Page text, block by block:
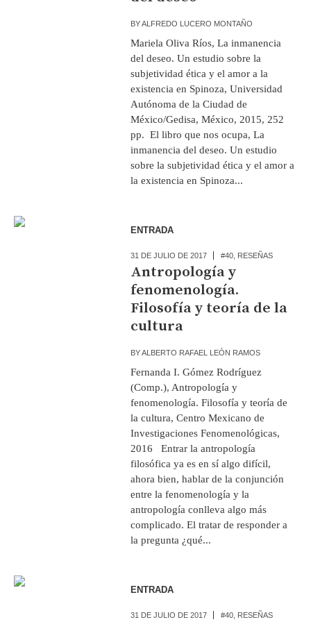
BYALFREDO LUCERO MONTAÑO
Mariela Oliva Ríos, La inmanencia
del deseo. Un estudio sobre la
subjetividad ética y el amor a la
existencia en Spinoza, Universidad
Autónoma de la Ciudad de
México/Gedisa, México, 2015, 252
pp. El libro que nos ocupa, La
inmanencia del deseo. Un estudio
sobre la subjetividad ética y el amor a
la existencia en Spinoza...
ENTRADA
31 DE JULIO DE 2017 #40 RESEÑAS
Antropología y
fenomenología.
Filosofía y teoría de la
cultura
BYALBERTO RAFAEL LEÓN RAMOS
Fernanda I. Gómez Rodríguez
(Comp.), Antropología y
fenomenología. Filosofía y teoría de
la cultura, Centro Mexicano de
Investigaciones Fenomenológicas,
2016 Entrar la antropología
filosófica ya es en sí algo difícil,
ahora bien, hablar de la conjunción
entre la fenomenología y la
antropología conlleva algo más
complicado. El tratar de responder a
la pregunta ¿qué...
ENTRADA
31 DE JULIO DE 2017 #40 RESEÑAS